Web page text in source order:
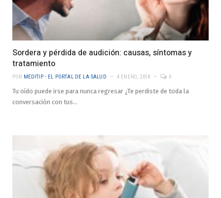
Sordera y pérdida de audición: causas, síntomas y
tratamiento
POR MEDITIP - EL PORTAL DE LA SALUD 4 ENERO, 2018 0
Tu oído puede irse para nunca regresar ¿Te perdiste de toda la
conversación con tus…